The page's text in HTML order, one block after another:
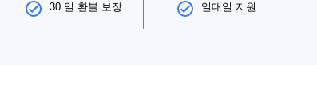
30 일 환불 보장 일대일 지원